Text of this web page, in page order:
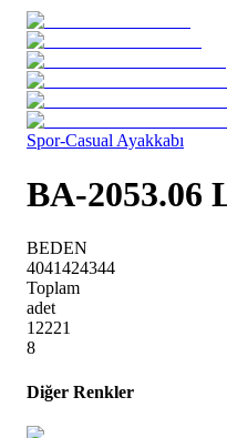
Spor-Casual Ayakkabı
BA-2053.06
BEDEN
4041424344
Toplam
adet
12221
8
Diğer Renkler